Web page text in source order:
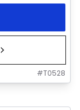
#T0528